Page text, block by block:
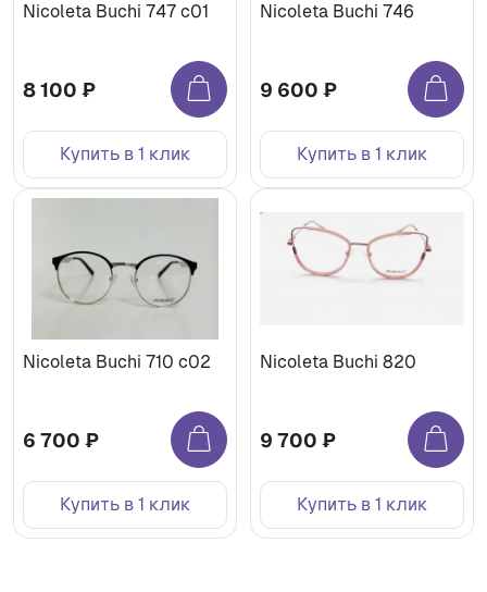
Nicoleta Buchi 747 c01
8 100 ₽
Купить в 1 клик
Nicoleta Buchi 746
9 600 ₽
Купить в 1 клик
Nicoleta Buchi 710 c02
6 700 ₽
Купить в 1 клик
Nicoleta Buchi 820
9 700 ₽
Купить в 1 клик